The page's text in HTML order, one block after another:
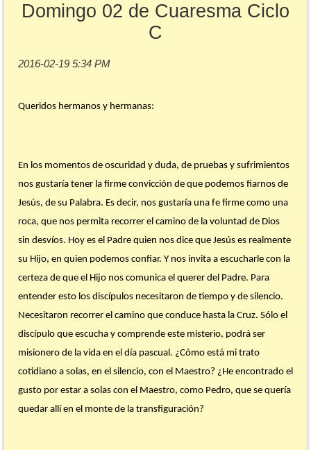
Domingo 02 de Cuaresma Ciclo
C
Queridos hermanos y hermanas:
En los momentos de oscuridad y duda, de pruebas y sufrimientos
nos gustaría tener la firme convicción de que podemos fiarnos de
Jesús, de su Palabra. Es decir, nos gustaría una fe firme como una
roca, que nos permita recorrer el camino de la voluntad de Dios
sin desvíos. Hoy es el Padre quien nos dice que Jesús es realmente
su Hijo, en quien podemos confiar. Y nos invita a escucharle con la
certeza de que el Hijo nos comunica el querer del Padre. Para
entender esto los discípulos necesitaron de tiempo y de silencio.
Necesitaron recorrer el camino que conduce hasta la Cruz. Sólo el
discípulo que escucha y comprende este misterio, podrá ser
misionero de la vida en el día pascual. ¿Cómo está mi trato
cotidiano a solas, en el silencio, con el Maestro? ¿He encontrado el
gusto por estar a solas con el Maestro, como Pedro, que se quería
quedar allí en el monte de la transfiguración?